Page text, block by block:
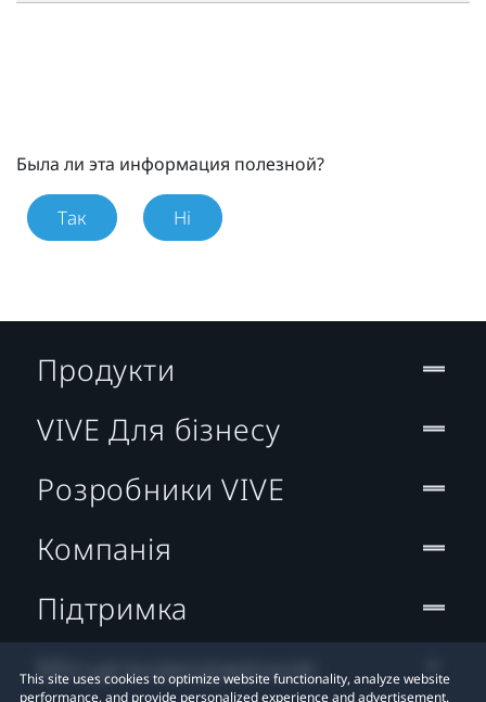
Была ли эта информация полезной?
Так Ні
This site uses cookies to optimize website functionality, analyze website
performance, and provide personalized experience and advertisement.
Продукти
VIVE Для бізнесу
Розробники VIVE
Компанія
Підтримка
Місцезнаходження: